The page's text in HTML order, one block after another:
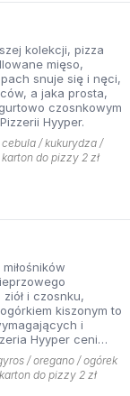
połączeń.
kolekcji, pizza
mięso,
snuje się i nęci,
a jaka prosta,
czosnkowym
Hyyper.
/ kukurydza /
do pizzy 2 zł
i czosnku,
i
Hyyper ceni
że gyros Hyyper
/ oregano / ogórek
do pizzy 2 zł